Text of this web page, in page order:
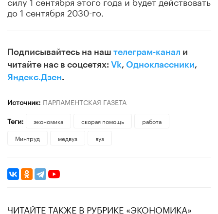
до 1 сентября 2030-го.
Подписывайтесь на наш телеграм-канал и
читайте нас в соцсетях: Vk, Одноклассники,
Яндекс.Дзен.
Источник: ПАРЛАМЕНТСКАЯ ГАЗЕТА
Теги:
экономика скорая помощь
работа
Минтруд
медвуз вуз
ЧИТАЙТЕ ТАКЖЕ В РУБРИКЕ «ЭКОНОМИКА»